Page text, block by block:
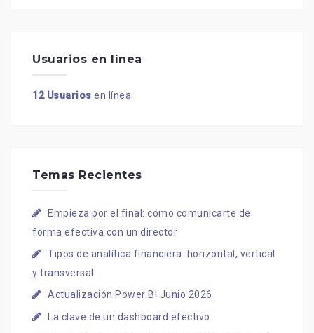
Usuarios en línea
12 Usuarios en línea
Temas Recientes
Empieza por el final: cómo comunicarte de
forma efectiva con un director
Tipos de analítica financiera: horizontal, vertical
y transversal
Actualización Power BI Junio 2026
La clave de un dashboard efectivo